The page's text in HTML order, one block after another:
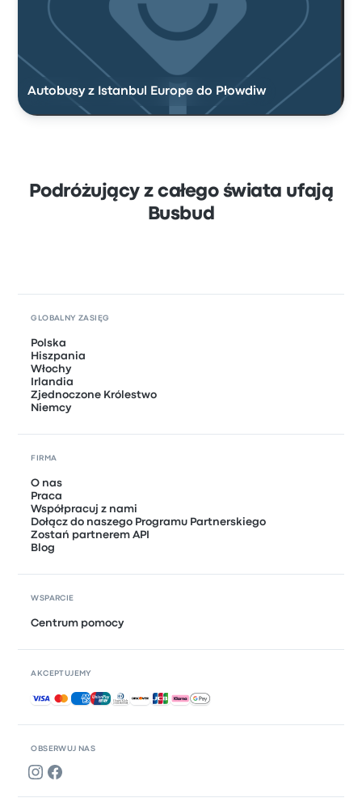
Autobusy z Istanbul Europe do Płowdiw
Podróżujący z całego świata ufają
Busbud
OBSERWUJ NAS
GLOBALNY ZASIĘG
Polska
Hiszpania
Włochy
Irlandia
Zjednoczone Królestwo
Niemcy
FIRMA
O nas
Praca
Współpracuj z nami
Dołącz do naszego Programu Partnerskiego
Zostań partnerem API
Blog
WSPARCIE
Centrum pomocy
AKCEPTUJEMY
Akceptowane płatności